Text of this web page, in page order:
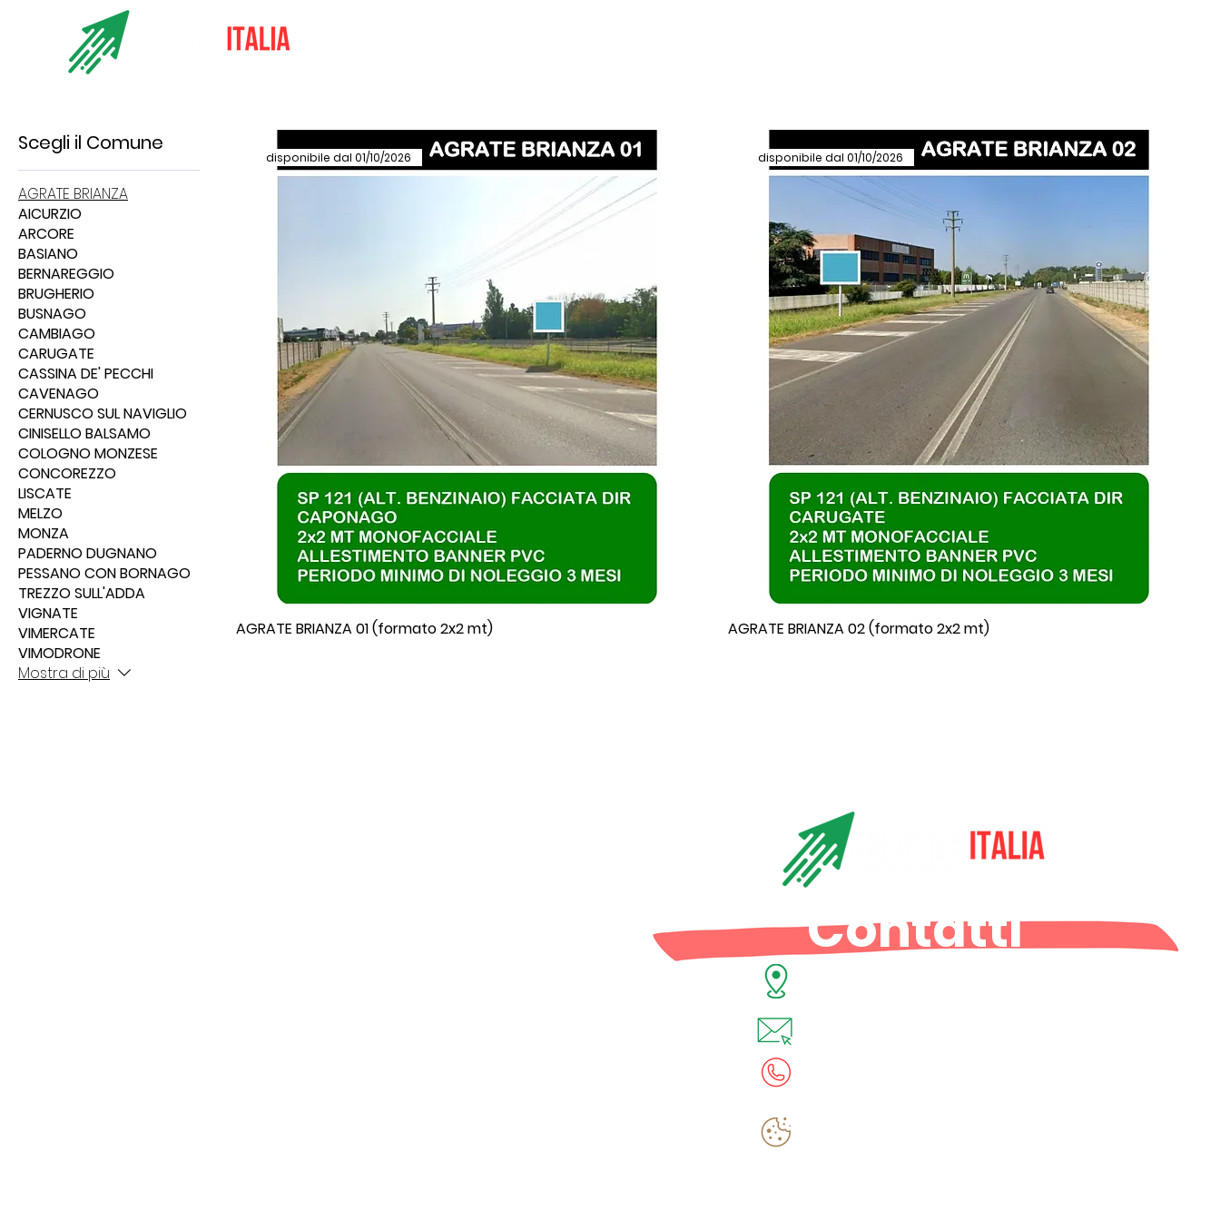
Scegli il Comune
AGRATE BRIANZA
AICURZIO
ARCORE
BASIANO
BERNAREGGIO
BRUGHERIO
BUSNAGO
CAMBIAGO
CARUGATE
CASSINA DE' PECCHI
CAVENAGO
CERNUSCO SUL NAVIGLIO
CINISELLO BALSAMO
COLOGNO MONZESE
CONCOREZZO
LISCATE
MELZO
MONZA
PADERNO DUGNANO
PESSANO CON BORNAGO
TREZZO SULL'ADDA
VIGNATE
VIMERCATE
VIMODRONE
Mostra di più
disponibile dal 01/10/2026
AGRATE BRIANZA 01 (formato 2x2 mt)
disponibile dal 01/10/2026
AGRATE BRIANZA 02 (formato 2x2 mt)
Contatti